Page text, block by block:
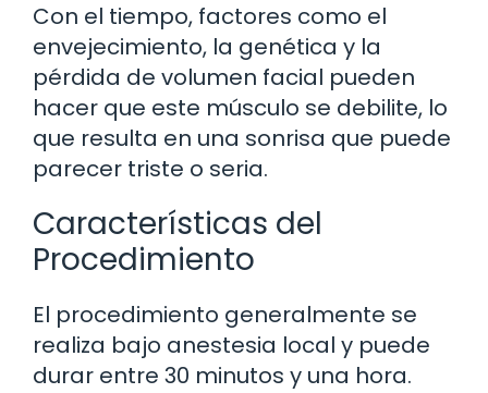
Con el tiempo, factores como el
envejecimiento, la genética y la
pérdida de volumen facial pueden
hacer que este músculo se debilite, lo
que resulta en una sonrisa que puede
parecer triste o seria.
Características del
Procedimiento
El procedimiento generalmente se
realiza bajo anestesia local y puede
durar entre 30 minutos y una hora.